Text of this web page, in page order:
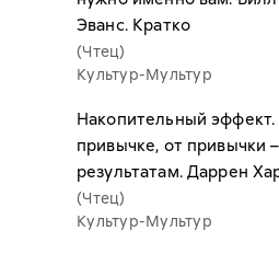
Эванс. Кратко
(Чтец)
Культур-Мультур
Накопительный эффект.
привычке, от привычки
результатам. Даррен
(Чтец)
Культур-Мультур